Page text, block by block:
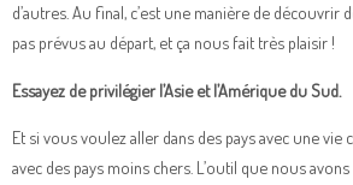
d’autres. Au final, c’est une manière de découvrir
pas prévus au départ, et ça nous fait très plaisir !
Essayez de privilégier l’Asie et l’Amérique du Sud.
Et si vous voulez aller dans des pays avec une vie
avec des pays moins chers. L’outil que nous